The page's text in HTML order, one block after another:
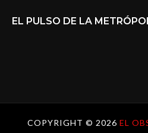
EL PULSO DE LA
COPYRIGHT © 2026 EL